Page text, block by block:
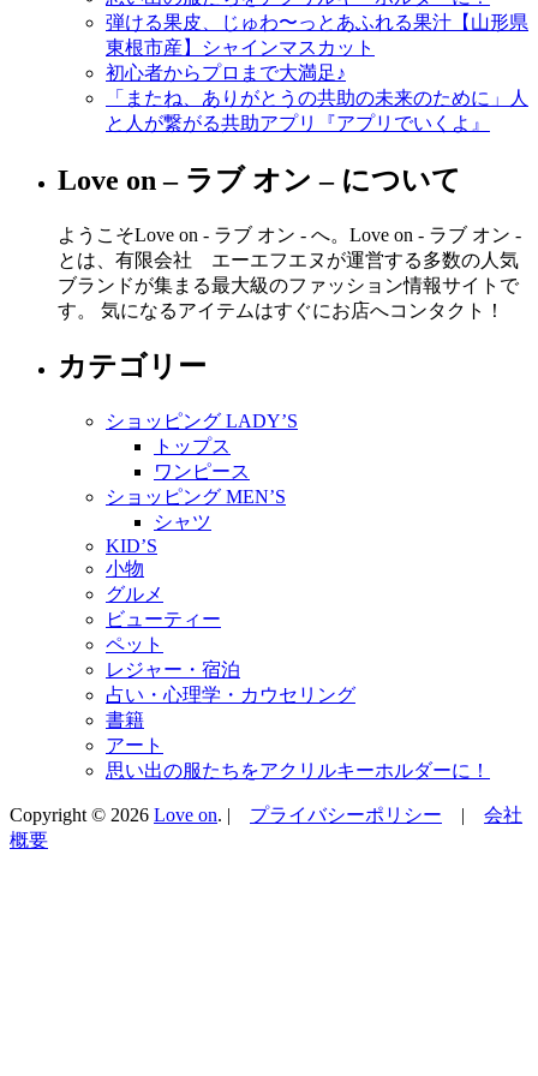
弾ける果皮、じゅわ〜っとあふれる果汁【山形県
東根市産】シャインマスカット
初心者からプロまで大満足♪
「またね、ありがとうの共助の未来のために」人
と人が繋がる共助アプリ『アプリでいくよ』
Love on – ラブ オン – について
ようこそLove on - ラブ オン - へ。Love on - ラブ オン -
とは、有限会社 エーエフエヌが運営する多数の人気
ブランドが集まる最大級のファッション情報サイトで
す。 気になるアイテムはすぐにお店へコンタクト！
カテゴリー
ショッピング LADY’S
トップス
ワンピース
ショッピング MEN’S
シャツ
KID’S
小物
グルメ
ビューティー
ペット
レジャー・宿泊
占い・心理学・カウセリング
書籍
アート
思い出の服たちをアクリルキーホルダーに！
Copyright © 2026 Love on. | プライバシーポリシー | 会社
概要